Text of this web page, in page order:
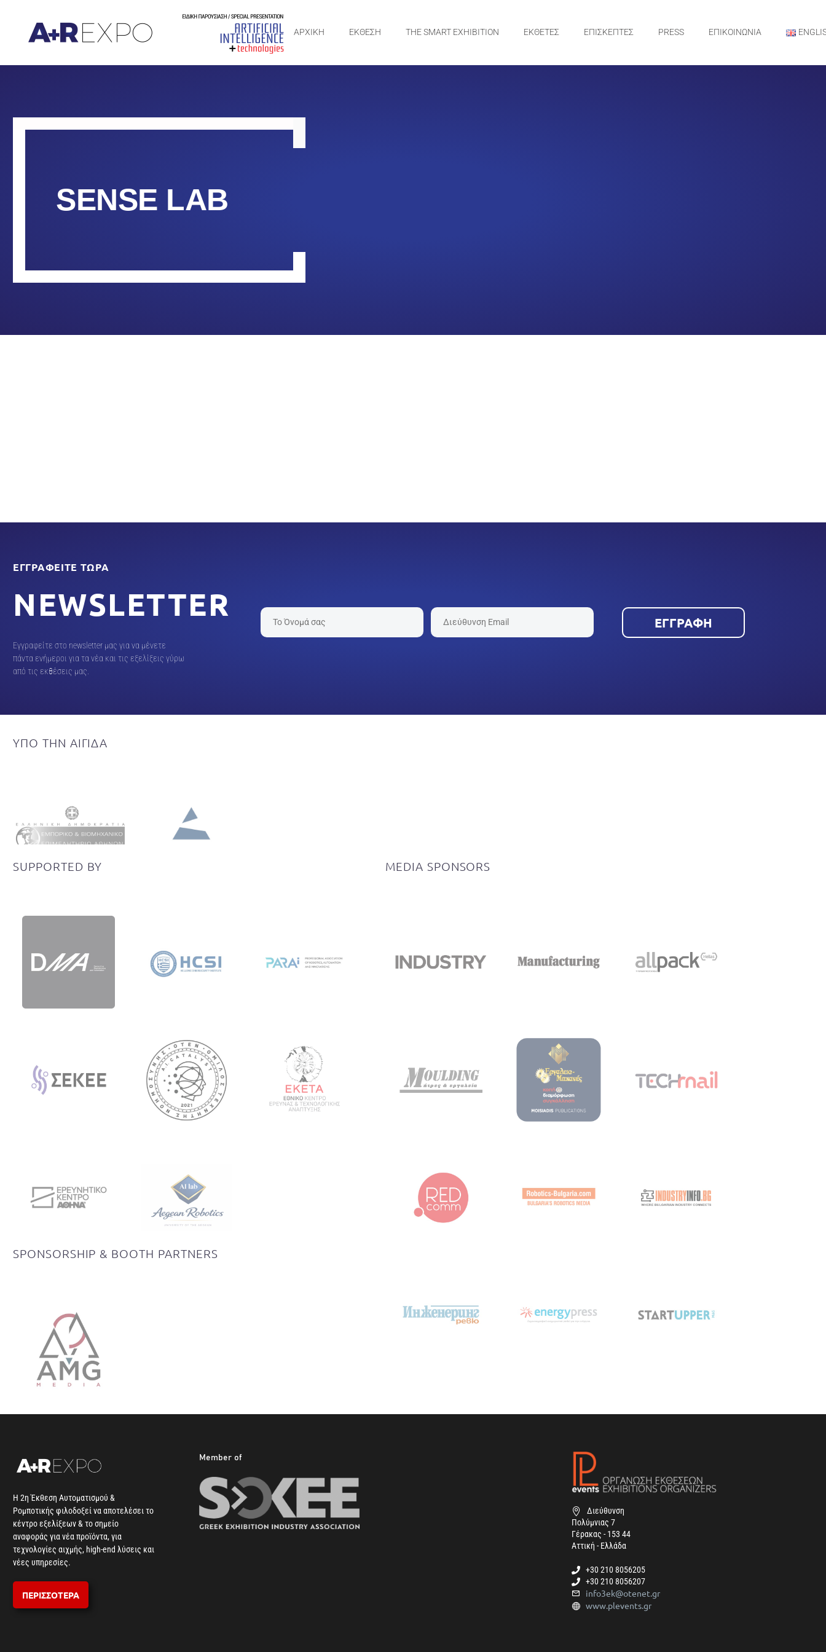
ΑΡΧΙΚΗ ΕΚΘΕΣΗ THE SMART EXHIBITION ΕΚΘΕΤΕΣ ΕΠΙΣΚΕΠΤΕΣ PRESS ΕΠΙΚΟΙΝΩΝΙΑ
SENSE LAB
ΕΓΓΡΑΦΕΊΤΕ ΤΏΡΑ
NEWSLETTER
Εγγραφείτε στο newsletter μας για να μένετε
πάντα ενήμεροι για τα νέα και τις εξελίξεις γύρω
από τις εκθέσεις μας.
ΥΠΟ ΤΗΝ ΑΙΓΙΔΑ
SUPPORTED BY
SPONSORSHIP & BOOTH PARTNERS
MEDIA SPONSORS
Η 2η Έκθεση Αυτοματισμού &
Ρομποτικής φιλοδοξεί να αποτελέσει το
κέντρο εξελίξεων & το σημείο
αναφοράς για νέα προϊόντα, για
τεχνολογίες αιχμής, high-end λύσεις και
νέες υπηρεσίες.
ΠΕΡΙΣΣΟΤΕΡΑ
Member of
Διεύθυνση
Πολύμνιας 7
Γέρακας - 153 44
Αττική - Ελλάδα
+30 210 8056205
+30 210 8056207
info3ek@otenet.gr
www.plevents.gr